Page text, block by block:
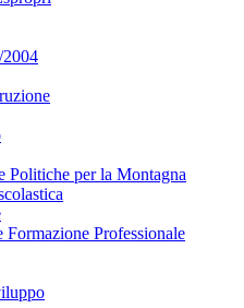
2004
Politiche per la Montagna
Professionale